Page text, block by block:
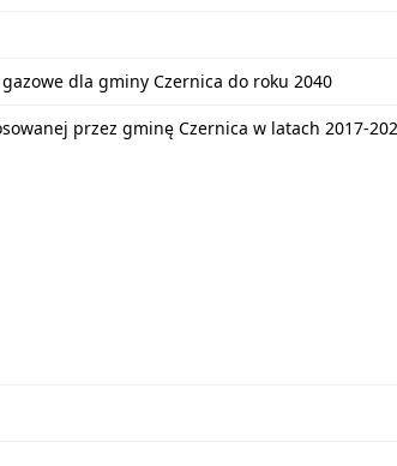
dla gminy Czernica do roku 2040
przez gminę Czernica w latach 2017-